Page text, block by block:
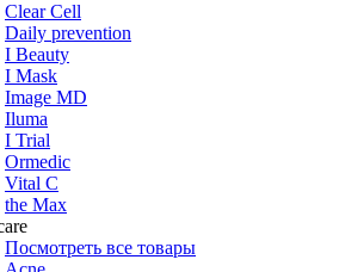
Clear Cell
Daily prevention
I Beauty
I Mask
Image MD
Iluma
I Trial
Ormedic
Vital C
the Max
Посмотреть все товары